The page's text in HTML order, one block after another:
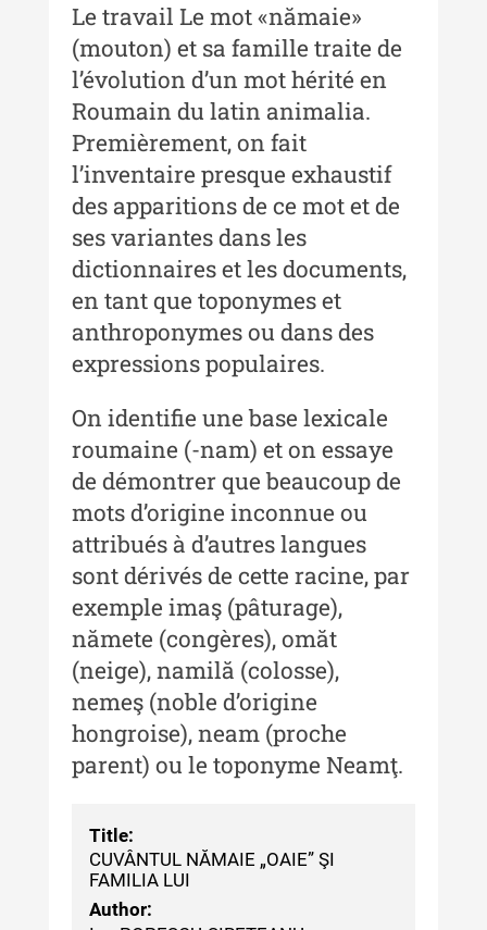
Buletinul ”Ioan Neculce” al Muzeului
de Istorie a Moldovei
Buletinul ”Ioan Neculce” al
Muzeului de Istorie a Moldovei -
XXIV / 2018
Buletinul ”Ioan Neculce” al
Muzeului de Istorie a Moldovei -
XXIII / 2017
Buletinul ”Ioan Neculce” al
Muzeului de Istorie a Moldovei -
XXII / 2016
Anuarul Muzeului Etnografic al
Moldovei
Anuarul Muzeului Etnografic al
Moldovei - XXII / 2022
Anuarul Muzeului Etnografic al
Moldovei - XXI / 2021
Anuarul Muzeului Etnografic al
Moldovei - XX / 2020
Indexul Complet
Buletinul Muzeului Științei și
Buletinul Muzeului Științei și
Tehnicii ”Ștefan Procopiu” - An
XV / Nr. 15 / 2021
Le travail Le mot «nămaie»
(mouton) et sa famille traite de
l’évolution d’un mot hérité en
Roumain du latin animalia.
Premièrement, on fait
l’inventaire presque exhaustif
des apparitions de ce mot et de
ses variantes dans les
dictionnaires et les documents,
en tant que toponymes et
anthroponymes ou dans des
expressions populaires.
On identifie une base lexicale
roumaine (-nam) et on essaye
de démontrer que beaucoup de
mots d’origine inconnue ou
attribués à d’autres langues
sont dérivés de cette racine, par
exemple imaş (pâturage),
nămete (congères), omăt
(neige), namilă (colosse),
nemeş (noble d’origine
hongroise), neam (proche
parent) ou le toponyme Neamţ.
Title:
CUVÂNTUL NĂMAIE „OAIE” ŞI
FAMILIA LUI
Author: